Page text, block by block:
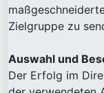
Zielgruppe zu
Auswahl und
Der Erfolg im